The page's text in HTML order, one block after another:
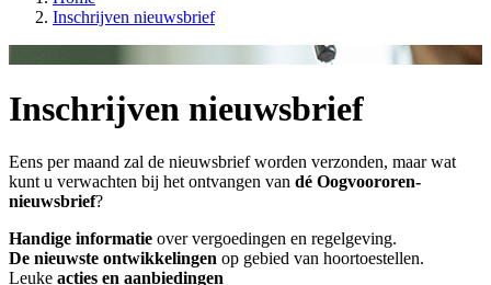
Inschrijven nieuwsbrief
Inschrijven nieuwsbrief
Eens per maand zal de nieuwsbrief worden verzonden, maar wat
kunt u verwachten bij het ontvangen van dé Oogvoororen-
nieuwsbrief?
Handige informatie over vergoedingen en regelgeving.
De nieuwste ontwikkelingen op gebied van hoortoestellen.
Leuke acties en aanbiedingen